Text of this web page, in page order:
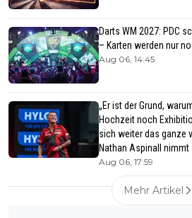
Darts WM 2027: PDC
– Karten werden nur
Aug 06, 14:45
„Er ist der Grund,
Hochzeit noch
sich weiter das ganze
Nathan Aspinall
Aug 06, 17:59
Mehr Artikel